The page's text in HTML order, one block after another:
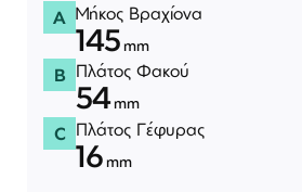
A Μήκος Βραχίονα
145 mm
B Πλάτος Φακού
54mm
C Πλάτος Γέφυρας
16mm